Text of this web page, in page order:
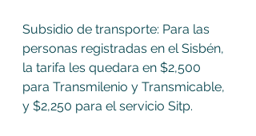
Subsidio de transporte: Para las
personas registradas en el Sisbén,
la tarifa les quedara en $2,500
para Transmilenio y Transmicable,
y $2,250 para el servicio Sitp.